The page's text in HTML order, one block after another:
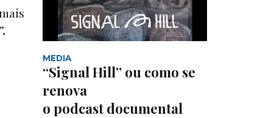
MEDIA
“Signal Hill” ou como se
renova
o podcast documental